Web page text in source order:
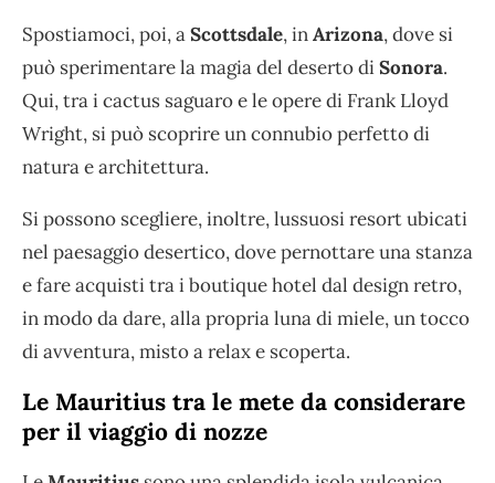
Spostiamoci, poi, aScottsdale, inArizona, dove si
può sperimentare la magia del deserto diSonora.
Qui, tra i cactus saguaro e le opere di Frank Lloyd
Wright, si può scoprire un connubio perfetto di
natura e architettura.
Si possono scegliere, inoltre, lussuosi resort ubicati
nel paesaggio desertico, dove pernottare una stanza
e fare acquisti tra i boutique hotel dal design retro,
in modo da dare, alla propria luna di miele, un tocco
di avventura, misto a relax e scoperta.
Le Mauritius tra le mete da considerare
per il viaggio di nozze